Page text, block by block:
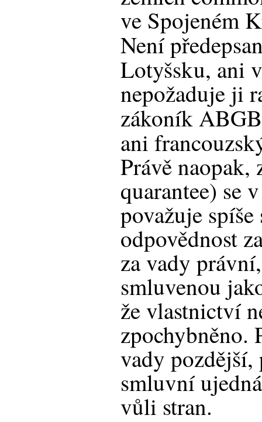
ve Spojeném
Není
Lotyšsku, ani
nepožaduje ji
zákoník
ani
Právě naopak,
quarantee) se
považuje
odpovědnost
za vady
smluvenou
že vlastnictví
zpochybněno.
vady pozdější,
smluvní
vůli stran.